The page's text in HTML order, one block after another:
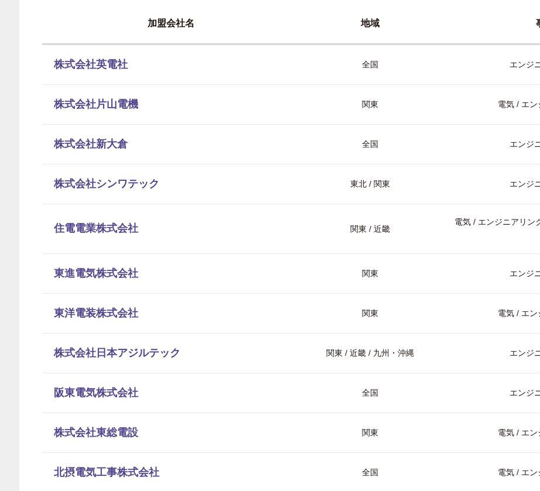
加盟会社名 地域
株式会社英電社 全国 エンジ
株式会社片山電機 関東 電気 / エン
株式会社新大倉 全国 エンジ
株式会社シンワテック 東北 / 関東 エンジ
住電電業株式会社 関東 / 近畿
電気 / エンジニアリン
東進電気株式会社 関東 エンジ
東洋電装株式会社 関東 電気 / エン
株式会社日本アジルテック 関東 / 近畿 / 九州・沖縄 エンジ
阪東電気株式会社 全国 エンジ
株式会社東総電設 関東 電気 / エン
北摂電気工事株式会社 全国 電気 / エン